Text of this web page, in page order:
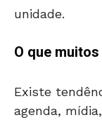
unidade.
O que
Existe
agenda,